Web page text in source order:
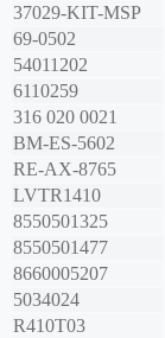
37029-KIT-MSP
69-0502
54011202
6110259
316 020 0021
BM-ES-5602
RE-AX-8765
LVTR1410
8550501325
8550501477
8660005207
5034024
R410T03